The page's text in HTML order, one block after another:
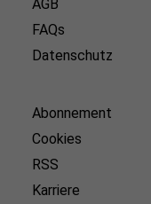
AGB
FAQs
Datenschutz
Abonnement
Cookies
RSS
Karriere